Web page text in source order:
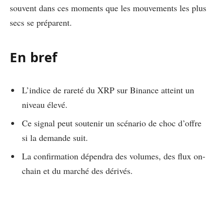
souvent dans ces moments que les mouvements les plus
secs se préparent.
En bref
L’indice de rareté du XRP sur Binance atteint un
niveau élevé.
Ce signal peut soutenir un scénario de choc d’offre
si la demande suit.
La confirmation dépendra des volumes, des flux on-
chain et du marché des dérivés.